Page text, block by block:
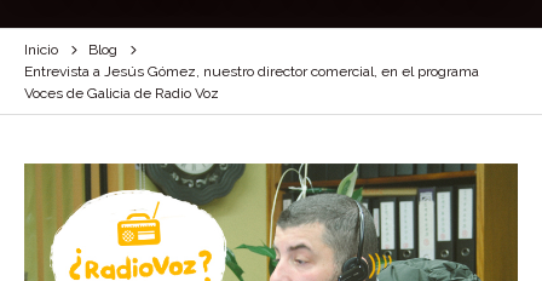
Inicio
Blog
Entrevista a Jesús Gómez, nuestro director comercial, en el programa
Voces de Galicia de Radio Voz